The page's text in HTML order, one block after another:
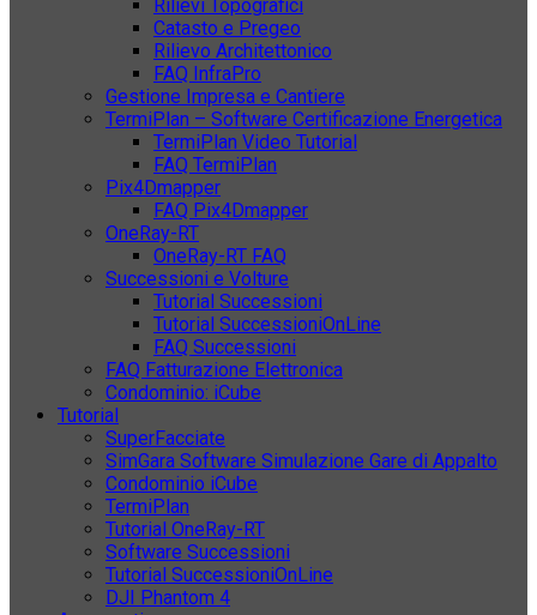
Rilievi Topografici
Catasto e Pregeo
Rilievo Architettonico
FAQ InfraPro
Gestione Impresa e Cantiere
TermiPlan – Software Certificazione Energetica
TermiPlan Video Tutorial
FAQ TermiPlan
Pix4Dmapper
FAQ Pix4Dmapper
OneRay-RT
OneRay-RT FAQ
Successioni e Volture
Tutorial Successioni
Tutorial SuccessioniOnLine
FAQ Successioni
FAQ Fatturazione Elettronica
Condominio: iCube
Tutorial
SuperFacciate
SimGara Software Simulazione Gare di Appalto
Condominio iCube
TermiPlan
Tutorial OneRay-RT
Software Successioni
Tutorial SuccessioniOnLine
DJI Phantom 4